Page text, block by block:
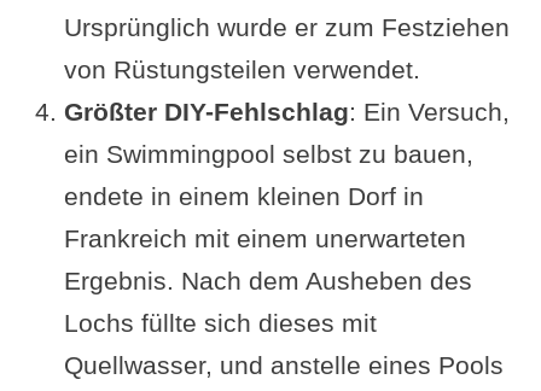
Ursprünglich wurde er zum Festziehen
von Rüstungsteilen verwendet.
Größter DIY-Fehlschlag: Ein Versuch,
ein Swimmingpool selbst zu bauen,
endete in einem kleinen Dorf in
Frankreich mit einem unerwarteten
Ergebnis. Nach dem Ausheben des
Lochs füllte sich dieses mit
Quellwasser, und anstelle eines Pools